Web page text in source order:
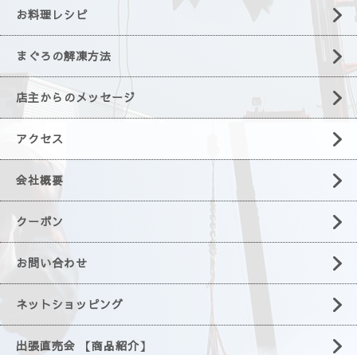
お料理レシピ
まぐろの解凍方法
店主からのメッセージ
アクセス
会社概要
クーポン
お問い合わせ
ネットショッピング
出張直売会 【商品紹介】